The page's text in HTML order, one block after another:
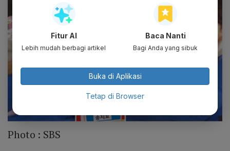
Photo : SBS
Fitur AI
Lebih mudah berbagi artikel
Baca Nanti
Bagi Anda yang sibuk
Buka di Aplikasi
Tetap di Browser